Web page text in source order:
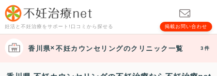
妊活と不妊治療をサポート!口コミから探せる 掲載お問い合わせ
香川県 不妊カウンセリングのクリニック一覧 3件